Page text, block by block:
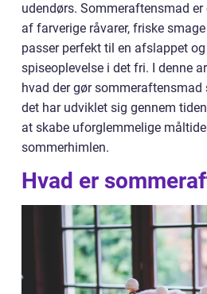
udendørs. Sommeraftensmad
af farverige råvarer, friske
passer perfekt til en afslappet
spiseoplevelse i det fri. I denne
hvad der gør sommeraftensmad
det har udviklet sig gennem
at skabe uforglemmelige
sommerhimlen.
Hvad er